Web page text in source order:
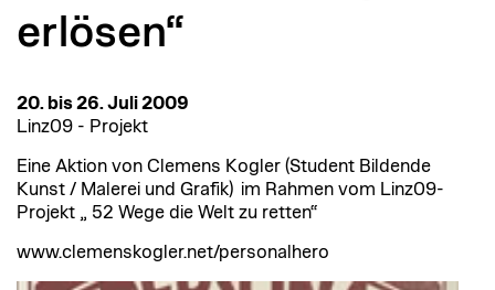
erlösen“
20. bis 26. Juli 2009
Linz09 - Projekt
Eine Aktion von Clemens Kogler (Student Bildende
Kunst / Malerei und Grafik) im Rahmen vom Linz09-
Projekt „ 52 Wege die Welt zu retten“
www.clemenskogler.net/personalhero